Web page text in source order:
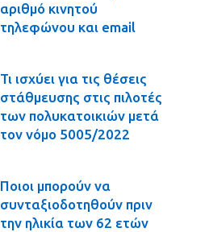
αριθμό κινητού
τηλεφώνου και email
Τι ισχύει για τις θέσεις
στάθμευσης στις πιλοτές
των πολυκατοικιών μετά
τον νόμο 5005/2022
Ποιοι μπορούν να
συνταξιοδοτηθούν πριν
την ηλικία των 62 ετών